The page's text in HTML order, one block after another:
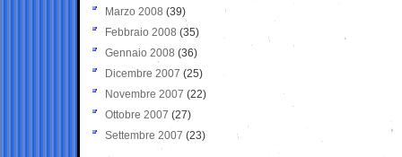
Marzo 2008 (39)
Febbraio 2008 (35)
Gennaio 2008 (36)
Dicembre 2007 (25)
Novembre 2007 (22)
Ottobre 2007 (27)
Settembre 2007 (23)